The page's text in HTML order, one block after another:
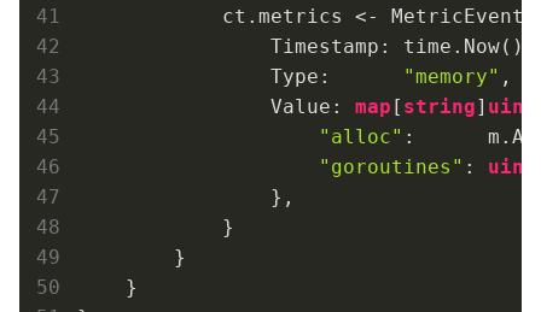
            ct.metrics <- MetricEvent{
                Timestamp: time.Now(),
                Type:
"memory" ,
                Value:
map [ string]
"alloc" :
"goroutines" :
                },
            }
        }
    }